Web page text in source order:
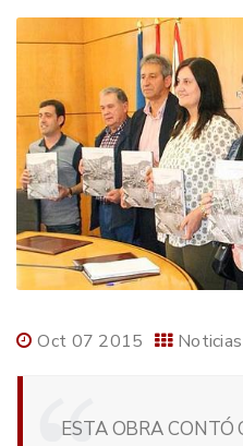
Oct 07 2015 Noticias
ESTA OBRA CONTÓ